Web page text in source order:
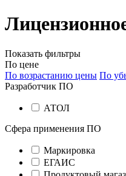
Показать фильтры
По цене
По возрастанию цены По
Разработчик ПО
АТОЛ
Сфера применения ПО
Маркировка
ЕГАИС